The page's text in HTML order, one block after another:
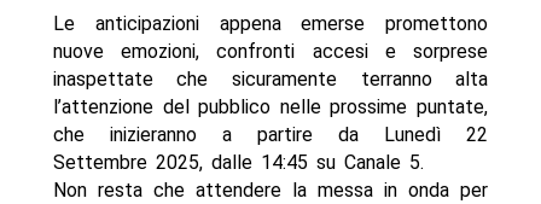
Le anticipazioni appena emerse promettono
nuove emozioni, confronti accesi e sorprese
inaspettate che sicuramente terranno alta
l’attenzione del pubblico nelle prossime puntate,
che inizieranno a partire da Lunedì 22
Settembre 2025, dalle 14:45 su Canale 5.
Non resta che attendere la messa in onda per